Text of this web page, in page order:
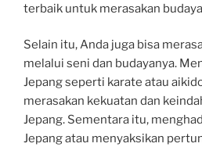
terbaik untuk merasakan
Selain itu, Anda juga bisa
melalui seni dan budayanya.
Jepang seperti karate atau
merasakan kekuatan dan
Jepang. Sementara itu,
Jepang atau menyaksikan